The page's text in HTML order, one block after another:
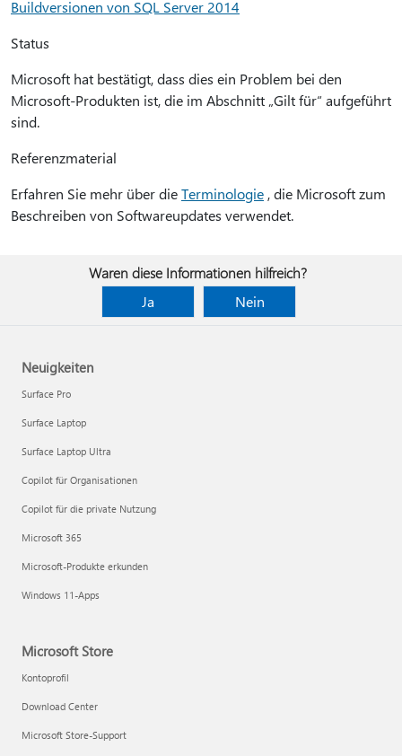
Buildversionen von SQL Server 2014
Status
Microsoft hat bestätigt, dass dies ein Problem bei den
Microsoft-Produkten ist, die im Abschnitt „Gilt für“ aufgeführt
sind.
Referenzmaterial
Erfahren Sie mehr über dieTerminologie , die Microsoft zum
Beschreiben von Softwareupdates verwendet.
Waren diese Informationen hilfreich?
Ja
Nein
Neuigkeiten
Surface Pro
Surface Laptop
Surface Laptop Ultra
Copilot für Organisationen
Copilot für die private Nutzung
Microsoft 365
Microsoft-Produkte erkunden
Windows 11-Apps
Microsoft Store
Kontoprofil
Download Center
Microsoft Store-Support